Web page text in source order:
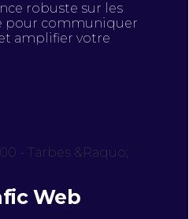
robuste sur les
pour communiquer
amplifier votre
- Tarbes &Raquo;
Web